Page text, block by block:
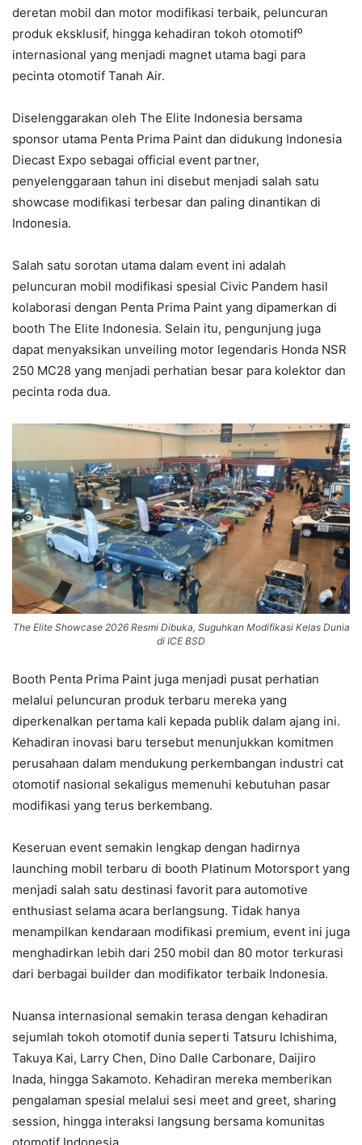
deretan mobil dan motor modifikasi terbaik, peluncuran
produk eksklusif, hingga kehadiran tokoh otomotif⁰
internasional yang menjadi magnet utama bagi para
pecinta otomotif Tanah Air.
Diselenggarakan oleh The Elite Indonesia bersama
sponsor utama Penta Prima Paint dan didukung Indonesia
Diecast Expo sebagai official event partner,
penyelenggaraan tahun ini disebut menjadi salah satu
showcase modifikasi terbesar dan paling dinantikan di
Indonesia.
Salah satu sorotan utama dalam event ini adalah
peluncuran mobil modifikasi spesial Civic Pandem hasil
kolaborasi dengan Penta Prima Paint yang dipamerkan di
booth The Elite Indonesia. Selain itu, pengunjung juga
dapat menyaksikan unveiling motor legendaris Honda NSR
250 MC28 yang menjadi perhatian besar para kolektor dan
pecinta roda dua.
The Elite Showcase 2026 Resmi Dibuka, Suguhkan Modifikasi Kelas Dunia
di ICE BSD
Booth Penta Prima Paint juga menjadi pusat perhatian
melalui peluncuran produk terbaru mereka yang
diperkenalkan pertama kali kepada publik dalam ajang ini.
Kehadiran inovasi baru tersebut menunjukkan komitmen
perusahaan dalam mendukung perkembangan industri cat
otomotif nasional sekaligus memenuhi kebutuhan pasar
modifikasi yang terus berkembang.
Keseruan event semakin lengkap dengan hadirnya
launching mobil terbaru di booth Platinum Motorsport yang
menjadi salah satu destinasi favorit para automotive
enthusiast selama acara berlangsung. Tidak hanya
menampilkan kendaraan modifikasi premium, event ini juga
menghadirkan lebih dari 250 mobil dan 80 motor terkurasi
dari berbagai builder dan modifikator terbaik Indonesia.
Nuansa internasional semakin terasa dengan kehadiran
sejumlah tokoh otomotif dunia seperti Tatsuru Ichishima,
Takuya Kai, Larry Chen, Dino Dalle Carbonare, Daijiro
Inada, hingga Sakamoto. Kehadiran mereka memberikan
pengalaman spesial melalui sesi meet and greet, sharing
session, hingga interaksi langsung bersama komunitas